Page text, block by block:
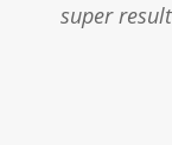
super